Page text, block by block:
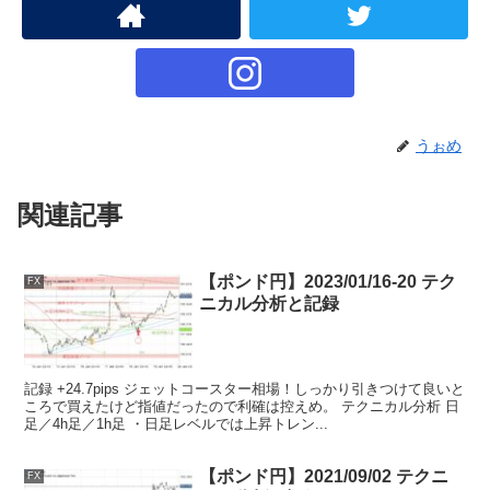
うぉめ
関連記事
FX
【ポンド円】2023/01/16-20 テク
ニカル分析と記録
記録 +24.7pips ジェットコースター相場！しっかり引きつけて良いと
ころで買えたけど指値だったので利確は控えめ。 テクニカル分析 日
足／4h足／1h足 ・日足レベルでは上昇トレン...
FX
【ポンド円】2021/09/02 テクニ